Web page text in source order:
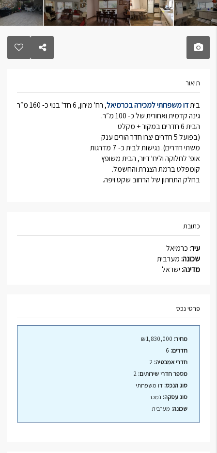
תיאור
ביתדו משפחתי למכירה בכרמיאל, רח' מירון, 6 חד' בנוי כ- 160 מ״ר
גינה קדמית ואחורית של כ- 100 מ״ר.
הבית 6 חדרים במקור + מקלט
(בפועל 5 חדרים יצרו חדר הורים ענק
משתי חדרים). נגישות לבית כ- 7 מדרגות
אופ' לחלוקה וליח' דיור, הבית משופץ
קומפלט ברמת הצנרת והחשמל.
בחלק התחתון של הרחוב שקט ויפה.
כתובת
עיר:כרמיאל
שכונה:מערבית
מדינה:ישראל
פרטי נכס
מחיר:
חדרים:
חדרי אמבטיה:
מספר חדרי שירותים:
סוג הנכס: דו משפחתי
סוג עסקה: נמכר
שכונה: מערבית